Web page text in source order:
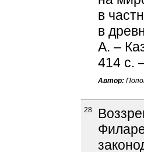
в
в
А. –
414 c.
Автор:
28